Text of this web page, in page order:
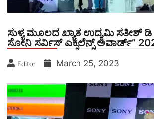
ಸುಳ್ಯ ಮೂಲದ ಖ್ಯಾತ ಉದ್ಯಮಿ ಸತೀಶ್
ಸೋನಿ ಸರ್ವಿಸ್ ಎಕ್ಸಲೆನ್ಸ್ ಅವಾರ್ಡ್”
Editor March 25, 2023